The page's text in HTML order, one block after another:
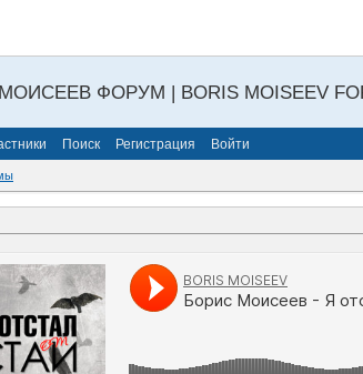
ФОРУМ | BORIS MOISEEV
Поиск Регистрация Войти